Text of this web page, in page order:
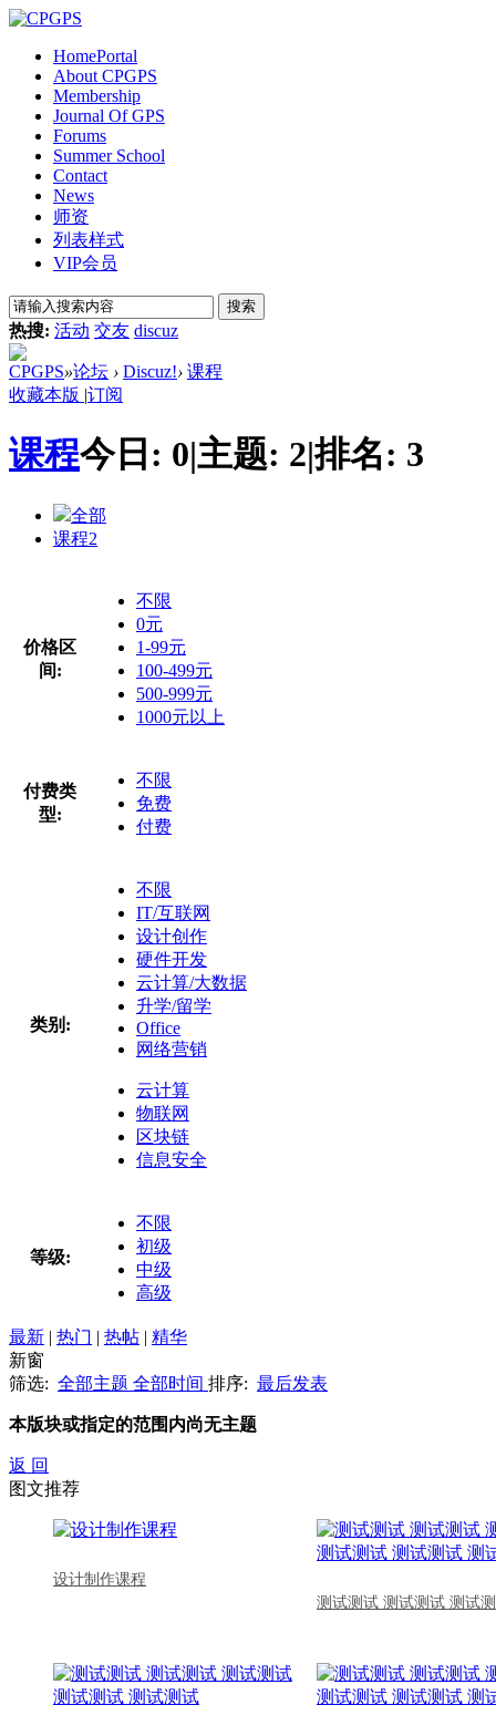
HomePortal
About CPGPS
Membership
Journal Of GPS
Forums
Summer School
Contact
News
师资
列表样式
VIP会员
搜索
热搜: 活动 交友 discuz
CPGPS»论坛 › Discuz!› 课程
收藏本版 |订阅
课程今日: 0|主题: 2|排名: 3
全部
课程2
价格区
间:
不限
0元
1-99元
100-499元
500-999元
1000元以上
付费类
型:
不限
免费
付费
类别:
不限
IT/互联网
设计创作
硬件开发
云计算/大数据
升学/留学
Office
网络营销
云计算
物联网
区块链
信息安全
等级:
不限
初级
中级
高级
最新 | 热门 | 热帖 | 精华
新窗
筛选: 全部主题 全部时间 排序: 最后发表
本版块或指定的范围内尚无主题
返 回
图文推荐
设计制作课程
测试测试 测试测试 测试